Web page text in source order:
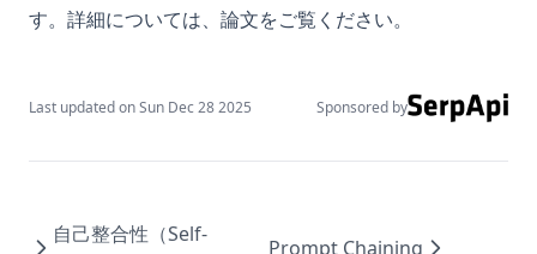
す。詳細については、論文をご覧ください。
Last updated onSun Dec 28 2025 Sponsored by
自己整合性（Self-
Prompt Chaining